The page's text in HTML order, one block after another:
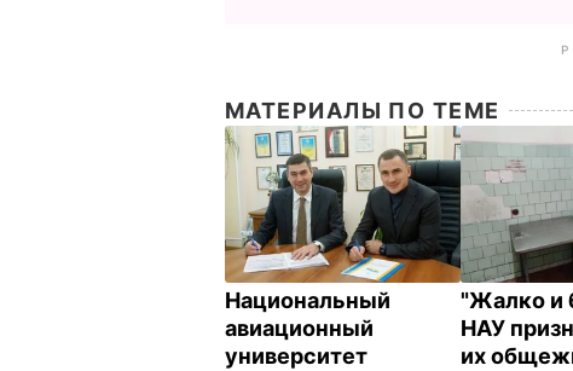
МАТЕРИАЛЫ ПО ТЕМЕ
Национальный
авиационный
университет
"Жалко и
НАУ
их